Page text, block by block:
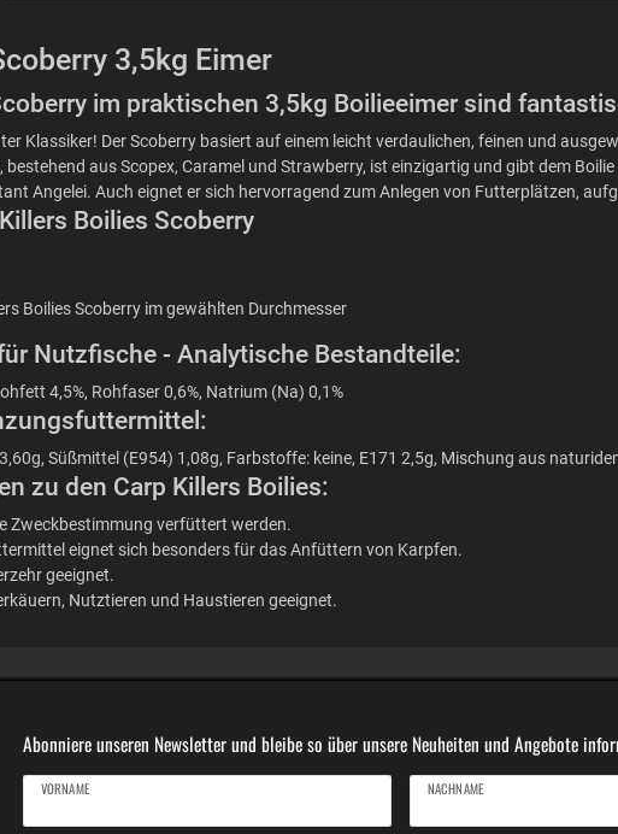
3,5kg Eimer
im praktischen 3,5kg Boilieeimer sind
Klassiker! Der Scoberry basiert auf einem leicht verdaulichen, feinen und
aus Scopex, Caramel und Strawberry, ist einzigartig und gibt dem
Angelei. Auch eignet er sich hervorragend zum Anlegen von Futterplätzen,
Boilies Scoberry
Boilies Scoberry im gewählten Durchmesser
Nutzfische - Analytische Bestandteile:
4,5%, Rohfaser 0,6%, Natrium (Na) 0,1%
Süßmittel (E954) 1,08g, Farbstoffe: keine, E171 2,5g, Mischung aus
zu den Carp Killers Boilies:
Zweckbestimmung verfüttert werden.
eignet sich besonders für das Anfüttern von Karpfen.
geeignet.
Nutztieren und Haustieren geeignet.
Abonniere unseren Newsletter und bleibe so über unsere Neuheiten und Angebote
VORNAME NACHNAME